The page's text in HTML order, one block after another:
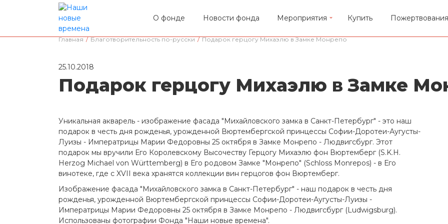
О фонде Новости фонда Мероприятия Купить Пожертвования
Главная / Благотворительность по-русски / Подарок герцогу Михаэлю в Замке Монрепо
25.10.2018
Подарок герцогу Михаэлю в Замке
Уникальная акварель - изображение фасада "Михайловского замка в Санкт-Петербург" - это наш
подарок в честь дня рожденья, урожденной Вюртембергской принцессы Софии-Доротеи-Аугусты-
Луизы - Императрицы Марии Федоровны 25 октября в Замке Монрепо - Людвигсбург. Этот
подарок мы вручили Его Королевскому Высочеству Герцогу Михаэлю фон Вюртемберг (S.K.H.
Herzog Michael von Württemberg) в Его родовом Замке "Монрепо" (Schloss Monrepos) - в Его
винотеке, где с XVII века хранятся коллекции вин герцогов фон Вюртемберг.
Изображение фасада "Михайловского замка в Санкт-Петербург" - наш подарок в честь дня
рожденья, урожденной Вюртембергской принцессы Софии-Доротеи-Аугусты-Луизы -
Императрицы Марии Федоровны 25 октября в Замке Монрепо - Людвигсбург (Ludwigsburg).
Использованы фотографии Фонда "Наши новые времена".